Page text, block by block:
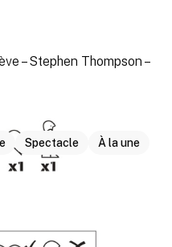
– Stephen Thompson –
Spectacle À la une